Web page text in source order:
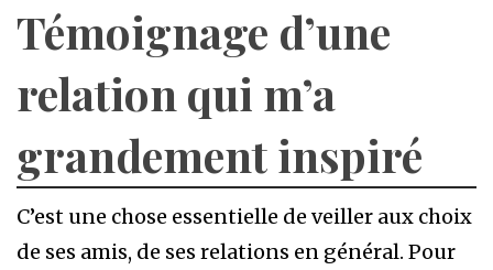
Témoignage d’une
relation qui m’a
grandement inspiré
C’est une chose essentielle de veiller aux choix
de ses amis, de ses relations en général. Pour